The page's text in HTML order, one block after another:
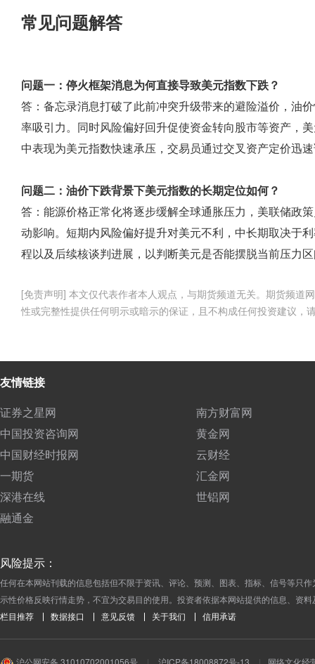
常见问题解答
问题一：停火框架消息为何直接导致美元指数下跌？
答：备忘录消息打破了此前冲突升级带来的避险溢价，油
率吸引力。同时风险偏好回升促使资金转向股市等资产，
中表现为美元指数快速承压，交易员通过交叉资产定价迅
问题二：油价下跌背景下美元指数的长期定位如何？
答：能源价格正常化将逐步缓解全球通胀压力，美联储政
动影响。短期内风险偏好提升对美元不利，中长期取决于
程以及后续核谈判进展，以判断美元是否能摆脱当前压力
[免责声明] 本文仅代表作者本人观点，与期货频道无关。期货频道
性或完整性提供任何明示或暗示的保证，且不构成任何投资建议，
友情链接
证券之星网
南方财富网
中国投资咨询网
黄金网
中国财经时报网
云财经
一期货
汇金网
深港在线
世铝网
融通金
风险提示：
任何在本网站刊载的信息包括但不限于资讯、评论、预测、图表、指标、信号等只
示性价格反映行情走势，不宜为交易目的使用。投资者依据本网站提供的信息、资
栏目推荐
数据接口 意见反馈 关于我们 信用承诺